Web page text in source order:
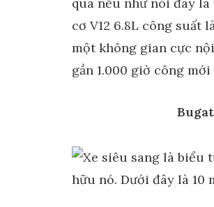
cơ V12 6.8L công suất
một không gian cực
gần 1.000 giờ công